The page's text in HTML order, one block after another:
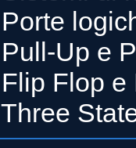
Porte
Pull-Up e
Flip Flop e
Three